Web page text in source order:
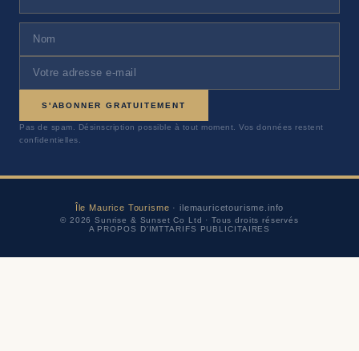
S'ABONNER GRATUITEMENT
Pas de spam. Désinscription possible à tout moment. Vos données restent
confidentielles.
Île Maurice Tourisme · ilemauricetourisme.info
© 2026 Sunrise & Sunset Co Ltd · Tous droits réservés
A PROPOS D'IMTTARIFS PUBLICITAIRES